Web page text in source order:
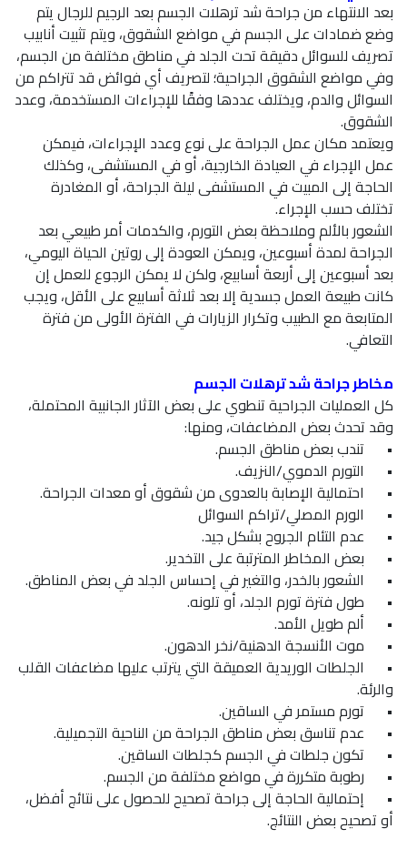
بعد الانتهاء من جراحة شد ترهلات الجسم بعد الرجيم للرجال يتم
وضع ضمادات على الجسم في مواضع الشقوق، ويتم تثبيت أنابيب
تصريف للسوائل دقيقة تحت الجلد في مناطق مختلفة من الجسم،
وفي مواضع الشقوق الجراحية؛ لتصريف أي فوائض قد تتراكم من
السوائل والدم، ويختلف عددها وفقًا للإجراءات المستخدمة، وعدد
الشقوق.
ويعتمد مكان عمل الجراحة على نوع وعدد الإجراءات، فيمكن
عمل الإجراء في العيادة الخارجية، أو في المستشفى، وكذلك
الحاجة إلى المبيت في المستشفى ليلة الجراحة، أو المغادرة
تختلف حسب الإجراء.
الشعور بالألم وملاحظة بعض التورم، والكدمات أمر طبيعي بعد
الجراحة لمدة أسبوعين، ويمكن العودة إلى روتين الحياة اليومي،
بعد أسبوعين إلى أربعة أسابيع، ولكن لا يمكن الرجوع للعمل إن
كانت طبيعة العمل جسدية إلا بعد ثلاثة أسابيع على الأقل، ويجب
المتابعة مع الطبيب وتكرار الزيارات في الفترة الأولى من فترة
التعافي.
مخاطر جراحة شد ترهلات الجسم
كل العمليات الجراحية تنطوي على بعض الآثار الجانبية المحتملة،
وقد تحدث بعض المضاعفات، ومنها:
•
تندب بعض مناطق الجسم.
•
التورم الدموي/النزيف.
•
احتمالية الإصابة بالعدوى من شقوق أو معدات الجراحة.
•
الورم المصلي/تراكم السوائل
•
عدم التئام الجروح بشكل جيد.
•
بعض المخاطر المترتبة على التخدير.
•
الشعور بالخدر، والتغير في إحساس الجلد في بعض المناطق.
•
طول فترة تورم الجلد، أو تلونه.
•
ألم طويل الأمد.
•
موت الأنسجة الدهنية/نخر الدهون.
•
الجلطات الوريدية العميقة التي يترتب عليها مضاعفات القلب
والرئة.
•
تورم مستمر في الساقين.
•
عدم تناسق بعض مناطق الجراحة من الناحية التجميلية.
•
تكون جلطات في الجسم كجلطات الساقين.
•
رطوبة متكررة في مواضع مختلفة من الجسم.
•
إحتمالية الحاجة إلى جراحة تصحيح للحصول على نتائج أفضل،
أو تصحيح بعض النتائج.